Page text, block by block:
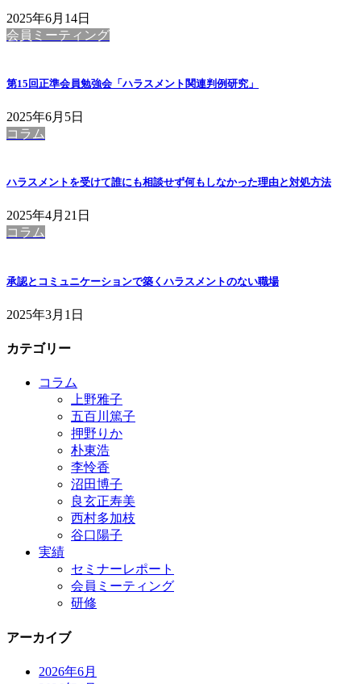
2025年6月14日
会員ミーティング
第15回正準会員勉強会「ハラスメント関連判例研究」
2025年6月5日
コラム
ハラスメントを受けて誰にも相談せず何もしなかった理由と対処方法
2025年4月21日
コラム
承認とコミュニケーションで築くハラスメントのない職場
2025年3月1日
カテゴリー
コラム
上野雅子
五百川篤子
押野りか
朴東浩
李怜香
沼田博子
良玄正寿美
西村多加枝
谷口陽子
実績
セミナーレポート
会員ミーティング
研修
アーカイブ
2026年6月